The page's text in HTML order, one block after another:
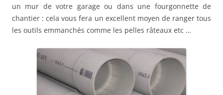
un mur de votre garage ou dans une fourgonnette de
chantier : cela vous fera un excellent moyen de ranger tous
les outils emmanchés comme les pelles râteaux etc …